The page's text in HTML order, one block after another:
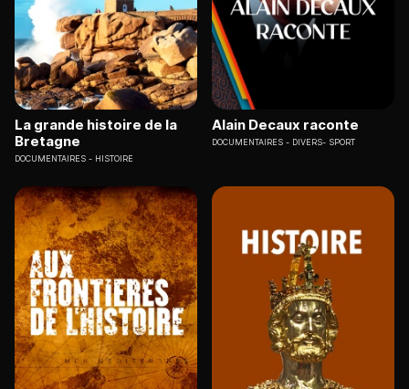
La grande histoire de la
Bretagne
DOCUMENTAIRES HISTOIRE
Alain Decaux raconte
DOCUMENTAIRES DIVERS- SPORT